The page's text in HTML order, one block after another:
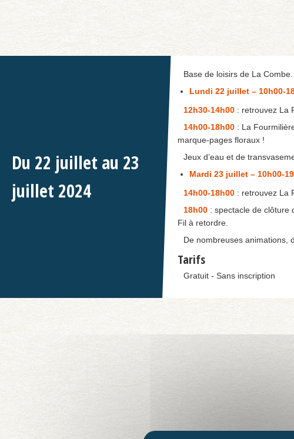
Du 22 juillet au 23
juillet 2024
Base de loisirs de La Combe.
Lundi 22 juillet – 10h00-
12h30-14h00 : retrouvez La
14h00-18h00 : La
marque-pages floraux !
Jeux d’eau et de
Mardi 23 juillet – 10h00-
14h00-18h00 : retrouvez La
18h00 : spectacle de clôture
Fil à retordre.
De nombreuses animations,
Tarifs
Gratuit - Sans inscription